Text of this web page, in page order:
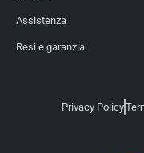
Assistenza
Resi e garanzia
Privacy Policy